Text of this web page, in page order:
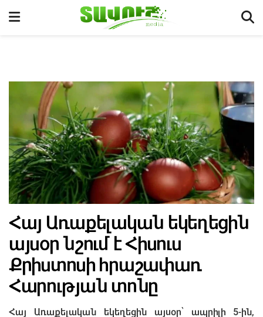
Հայ Առաքելական եկեղեցին
այսօր նշում է Հիսուս
Քրիստոսի հրաշափառ
Հարության տոնը
Հայ Առաքելական եկեղեցին այսօր՝ ապրիլի 5-ին,